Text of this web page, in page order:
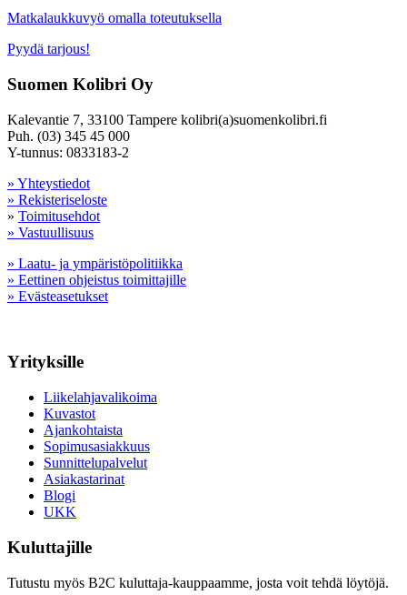
Matkalaukkuvyö omalla toteutuksella
Pyydä tarjous!
Suomen Kolibri Oy
Kalevantie 7, 33100 Tampere kolibri(a)suomenkolibri.fi
Puh. (03) 345 45 000
Y-tunnus: 0833183-2
» Yhteystiedot
» Rekisteriseloste
» Toimitusehdot
» Vastuullisuus
» Laatu- ja ympäristöpolitiikka
» Eettinen ohjeistus toimittajille
» Evästeasetukset
Yrityksille
Liikelahjavalikoima
Kuvastot
Ajankohtaista
Sopimusasiakkuus
Sunnittelupalvelut
Asiakastarinat
Blogi
UKK
Kuluttajille
Tutustu myös B2C kuluttaja-kauppaamme, josta voit tehdä löytöjä.